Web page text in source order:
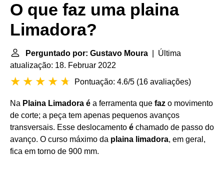
O que faz uma plaina
Limadora?
Perguntado por: Gustavo Moura | Última
atualização: 18. Februar 2022
Pontuação: 4.6/5 (16 avaliações)
Na Plaina Limadora é a ferramenta que faz o movimento
de corte; a peça tem apenas pequenos avanços
transversais. Esse deslocamento é chamado de passo do
avanço. O curso máximo da plaina limadora, em geral,
fica em torno de 900 mm.